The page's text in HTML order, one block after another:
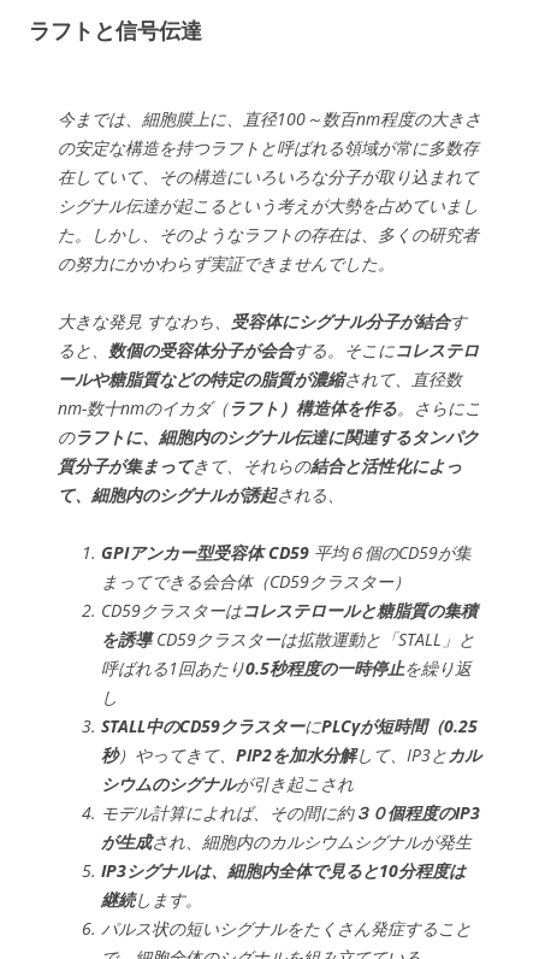
ラフトと信号伝達
今までは、細胞膜上に、直径100～数百nm程度の大きさ
の安定な構造を持つラフトと呼ばれる領域が常に多数存
在していて、その構造にいろいろな分子が取り込まれて
シグナル伝達が起こるという考えが大勢を占めていまし
た。しかし、そのようなラフトの存在は、多くの研究者
の努力にかかわらず実証できませんでした。
大きな発見 すなわち、 受容体にシグナル分子が結合す
ると、 数個の受容体分子が会合する。そこにコレステロ
ールや糖脂質などの特定の脂質が濃縮されて、直径数
nm-数十nmのイカダ（ラフト）構造体を作る。さらにこ
のラフトに、細胞内のシグナル伝達に関連するタンパク
質分子が集まってきて、それらの結合と活性化によっ
て、細胞内のシグナルが誘起される、
GPIアンカー型受容体 CD59 平均６個のCD59が集
まってできる会合体（CD59クラスター）
CD59クラスターはコレステロールと糖脂質の集積
を誘導CD59クラスターは拡散運動と「STALL」と
呼ばれる1回あたり0.5秒程度の一時停止を繰り返
し
STALL中のCD59クラスターにPLCγが短時間（0.25
秒）やってきて、 PIP2を加水分解して、IP3とカル
シウムのシグナルが引き起こされ
モデル計算によれば、その間に約３０個程度のIP3
が生成され、細胞内のカルシウムシグナルが発生
IP3シグナルは、細胞内全体で見ると10分程度は
継続します。
パルス状の短いシグナルをたくさん発症すること